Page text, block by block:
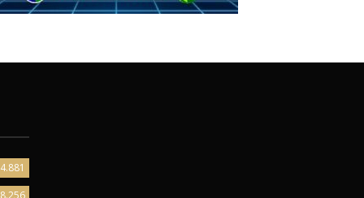
8.256